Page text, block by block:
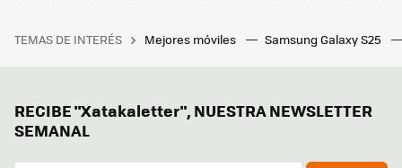
TEMAS DE INTERÉS Mejores móviles Samsung Galaxy S25
RECIBE "Xatakaletter", NUESTRA NEWSLETTER
SEMANAL